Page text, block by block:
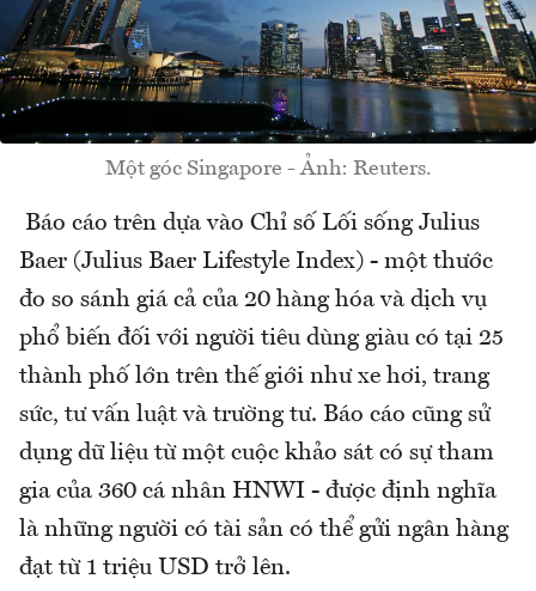
Một góc Singapore - Ảnh: Reuters.
Báo cáo trên dựa vào Chỉ số Lối sống Julius
Baer (Julius Baer Lifestyle Index) - một thước
đo so sánh giá cả của 20 hàng hóa và dịch vụ
phổ biến đối với người tiêu dùng giàu có tại 25
thành phố lớn trên thế giới như xe hơi, trang
sức, tư vấn luật và trường tư. Báo cáo cũng sử
dụng dữ liệu từ một cuộc khảo sát có sự tham
gia của 360 cá nhân HNWI - được định nghĩa
là những người có tài sản có thể gửi ngân hàng
đạt từ 1 triệu USD trở lên.